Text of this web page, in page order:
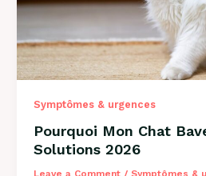
Symptômes & urgences
Pourquoi Mon Chat
Solutions 2026